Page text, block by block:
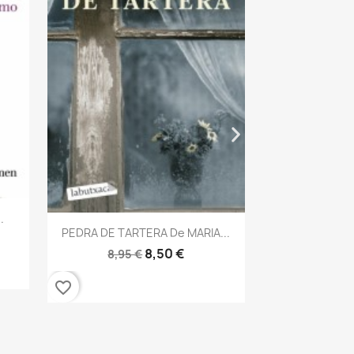
Vista rápida
PEDRA DE TARTERA De MARIA...
8,95 €8,50 €
favorite_border